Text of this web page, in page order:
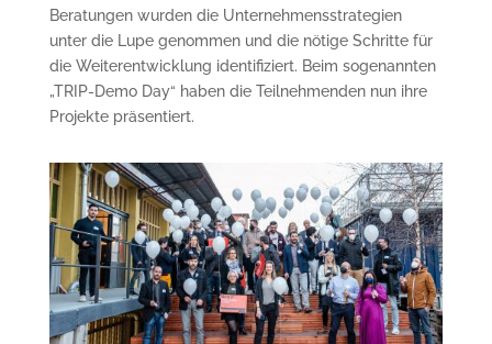
Beratungen wurden die Unternehmensstrategien
unter die Lupe genommen und die nötige Schritte für
die Weiterentwicklung identifiziert. Beim sogenannten
„TRIP-Demo Day“ haben die Teilnehmenden nun ihre
Projekte präsentiert.